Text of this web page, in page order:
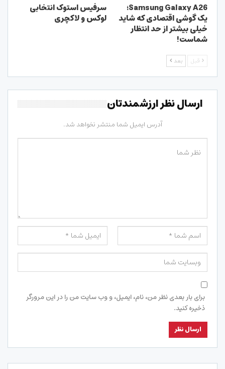
Samsung Galaxy A26؛
یک گوشی اقتصادی که شاید
خیلی بیشتر از حد انتظار
شماست!
سرفیس استوک انتخابی
لوکس و لاکچری
قبل بعد
ارسال نظر ارزشمندتان
آدرس ایمیل شما منتشر نخواهد شد.
برای بار بعدی نظر من، نام، ایمیل، و وب سایت من را در این مرورگر
ذخیره کنید.